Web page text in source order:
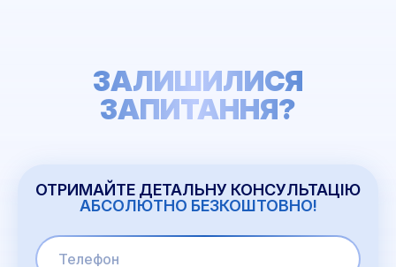
ЗАЛИШИЛИСЯ
ЗАПИТАННЯ?
ОТРИМАЙТЕ ДЕТАЛЬНУ КОНСУЛЬТАЦІЮ
АБСОЛЮТНО БЕЗКОШТОВНО!